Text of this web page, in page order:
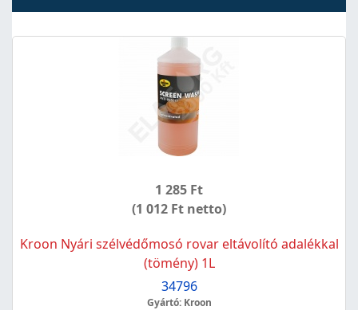
1 285 Ft
(1 012 Ft netto)
Kroon Nyári szélvédőmosó rovar eltávolító adalékkal
(tömény) 1L
34796
Gyártó: Kroon